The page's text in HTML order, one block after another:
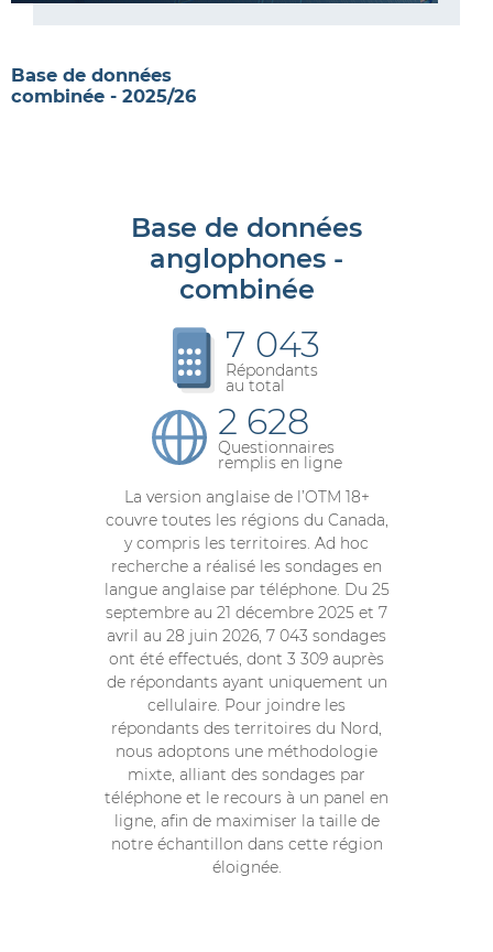
Base de données
combinée - 2025/26
Base de données
anglophones -
combinée
7 043
Répondants
au total
2 628
Questionnaires
remplis en ligne
La version anglaise de l’OTM 18+
couvre toutes les régions du Canada,
y compris les territoires. Ad hoc
recherche a réalisé les sondages en
langue anglaise par téléphone. Du 25
septembre au 21 décembre 2025 et 7
avril au 28 juin 2026, 7 043 sondages
ont été effectués, dont 3 309 auprès
de répondants ayant uniquement un
cellulaire. Pour joindre les
répondants des territoires du Nord,
nous adoptons une méthodologie
mixte, alliant des sondages par
téléphone et le recours à un panel en
ligne, afin de maximiser la taille de
notre échantillon dans cette région
éloignée.